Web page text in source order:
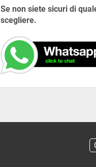
Se non siete sicuri di
scegliere.